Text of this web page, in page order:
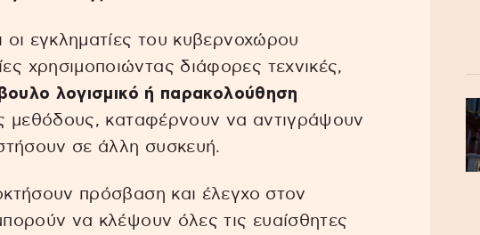
εγκληματίες του κυβερνοχώρου
χρησιμοποιώντας διάφορες τεχνικές,
λογισμικό ή παρακολούθηση
μεθόδους, καταφέρνουν να αντιγράψουν
σε άλλη συσκευή.
πρόσβαση και έλεγχο στον
να κλέψουν όλες τις ευαίσθητες